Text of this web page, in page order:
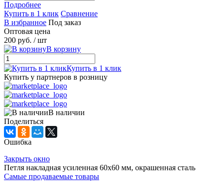
Подробнее
Купить в 1 клик Сравнение
В избранное Под заказ
Оптовая цена
200 руб. / шт
В корзину
Купить в 1 клик
Купить у партнеров в розницу
В наличии
Поделиться
Ошибка
Закрыть окно
Петля накладная усиленная 60х60 мм, окрашенная сталь
Самые продаваемые товары